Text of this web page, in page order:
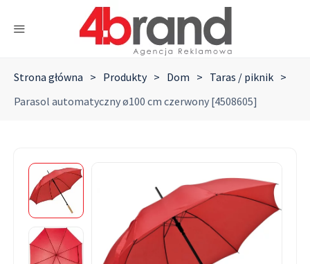
Strona główna > Produkty > Dom > Taras / piknik >
Parasol automatyczny ø100 cm czerwony [4508605]